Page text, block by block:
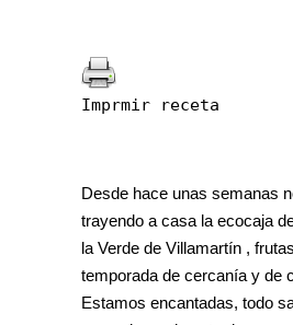
Imprmir receta
Desde hace unas semanas
trayendo a casa la ecocaja
la Verde de Villamartín ,
temporada de cercanía y de
Estamos encantadas, todo